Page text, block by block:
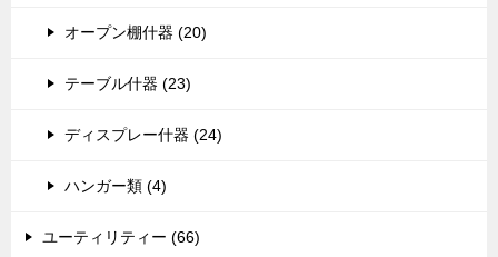
オープン棚什器 (20)
テーブル什器 (23)
ディスプレー什器 (24)
ハンガー類 (4)
ユーティリティー (66)